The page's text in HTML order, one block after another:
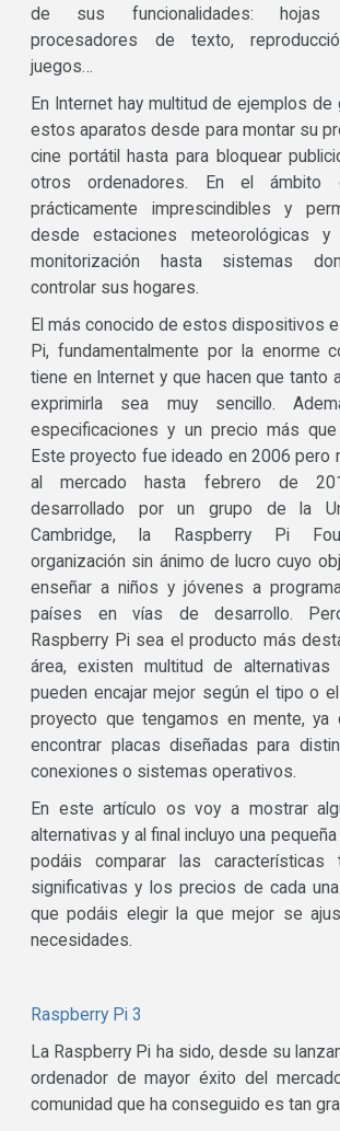
de sus funcionalidades: hojas
procesadores de texto,
juegos…
En Internet hay multitud de ejemplos de
estos aparatos desde para montar su
cine portátil hasta para bloquear
otros ordenadores. En el
prácticamente imprescindibles y
desde estaciones meteorológicas
monitorización hasta sistemas
controlar sus hogares.
El más conocido de estos dispositivos
Pi, fundamentalmente por la enorme
tiene en Internet y que hacen que tanto
exprimirla sea muy sencillo.
especificaciones y un precio más que
Este proyecto fue ideado en 2006 pero
al mercado hasta febrero de
desarrollado por un grupo de la
Cambridge, la Raspberry Pi
organización sin ánimo de lucro cuyo
enseñar a niños y jóvenes a
países en vías de desarrollo.
Raspberry Pi sea el producto más
área, existen multitud de alternativas
pueden encajar mejor según el tipo o
proyecto que tengamos en mente, ya
encontrar placas diseñadas para
conexiones o sistemas operativos.
En este artículo os voy a mostrar
alternativas y al final incluyo una
podáis comparar las características
significativas y los precios de cada
que podáis elegir la que mejor se
necesidades.
Raspberry Pi 3
La Raspberry Pi ha sido, desde su
ordenador de mayor éxito del
comunidad que ha conseguido es tan